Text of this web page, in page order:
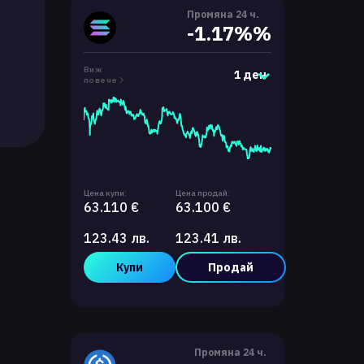
Промяна 24 ч.
-1.17%%
Виж
повече
1 ден
Цена купи:
63.110 €
123.43 лв.
Купи
Цена продай:
63.100 €
123.41 лв.
Продай
Промяна 24 ч.